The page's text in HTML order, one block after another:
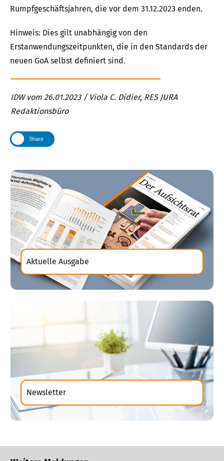
Rumpfgeschäftsjahren, die vor dem 31.12.2023 enden.
Hinweis: Dies gilt unabhängig von den
Erstanwendungszeitpunkten, die in den Standards der
neuen GoA selbst definiert sind.
IDW vom 26.01.2023 / Viola C. Didier, RES JURA
Redaktionsbüro
Share
Aktuelle Ausgabe
Newsletter